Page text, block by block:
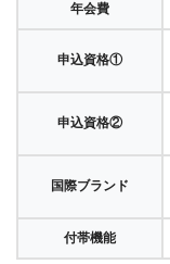
年会費
申込資格①
申込資格②
国際ブランド
付帯機能